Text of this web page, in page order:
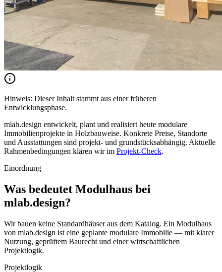
Hinweis: Dieser Inhalt stammt aus einer früheren
Entwicklungsphase.
mlab.design entwickelt, plant und realisiert heute modulare
Immobilienprojekte in Holzbauweise. Konkrete Preise, Standorte
und Ausstattungen sind projekt- und grundstücksabhängig. Aktuelle
Rahmenbedingungen klären wir im Projekt-Check.
Einordnung
Was bedeutet Modulhaus bei
mlab.design?
Wir bauen keine Standardhäuser aus dem Katalog. Ein Modulhaus
von mlab.design ist eine geplante modulare Immobilie — mit klarer
Nutzung, geprüftem Baurecht und einer wirtschaftlichen
Projektlogik.
Projektlogik